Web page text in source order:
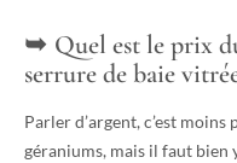
Quel est le prix
serrure de baie
Parler d’argent, c’est
géraniums, mais il faut bien